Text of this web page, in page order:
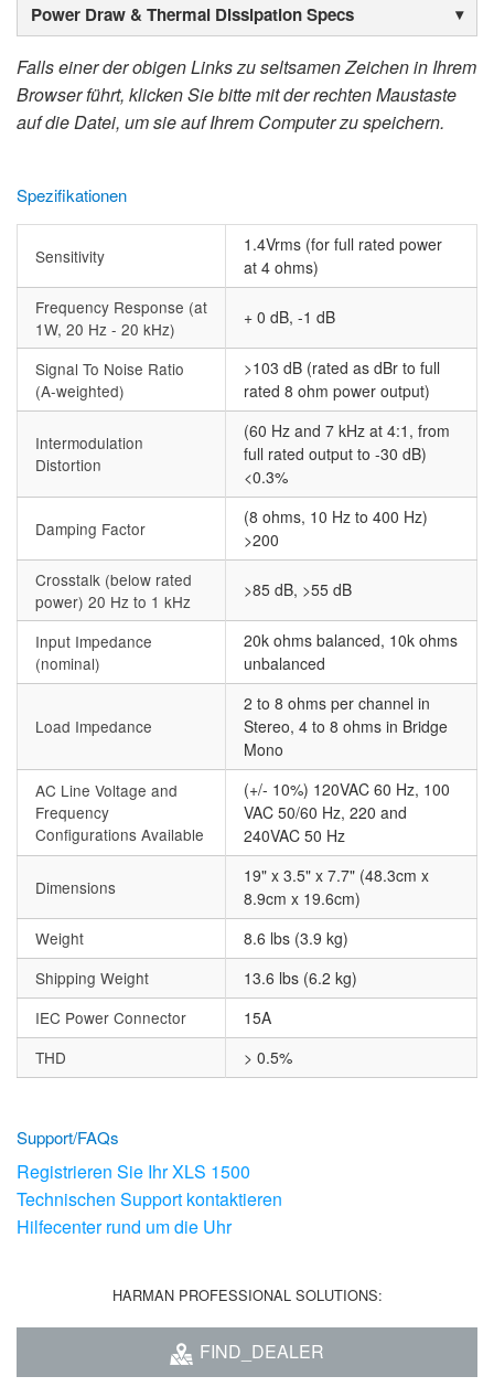
Power Draw & Thermal Dissipation Specs
Falls einer der obigen Links zu seltsamen Zeichen in Ihrem
Browser führt, klicken Sie bitte mit der rechten Maustaste
auf die Datei, um sie auf Ihrem Computer zu speichern.
Spezifikationen
Sensitivity
1.4Vrms (for full rated power
at 4 ohms)
Frequency Response (at
1W, 20 Hz - 20 kHz)
+ 0 dB, -1 dB
Signal To Noise Ratio
(A-weighted)
>103 dB (rated as dBr to full
rated 8 ohm power output)
Intermodulation
Distortion
(60 Hz and 7 kHz at 4:1, from
full rated output to -30 dB)
<0.3%
Damping Factor
(8 ohms, 10 Hz to 400 Hz)
>200
Crosstalk (below rated
power) 20 Hz to 1 kHz
>85 dB, >55 dB
Input Impedance
(nominal)
20k ohms balanced, 10k ohms
unbalanced
Load Impedance
2 to 8 ohms per channel in
Stereo, 4 to 8 ohms in Bridge
Mono
AC Line Voltage and
Frequency
Configurations Available
(+/- 10%) 120VAC 60 Hz, 100
VAC 50/60 Hz, 220 and
240VAC 50 Hz
Dimensions
19" x 3.5" x 7.7" (48.3cm x
8.9cm x 19.6cm)
Weight
8.6 lbs (3.9 kg)
Shipping Weight
13.6 lbs (6.2 kg)
IEC Power Connector
15A
THD
> 0.5%
Support/FAQs
Registrieren Sie Ihr XLS 1500
Technischen Support kontaktieren
Hilfecenter rund um die Uhr
HARMAN PROFESSIONAL SOLUTIONS:
FIND_DEALER